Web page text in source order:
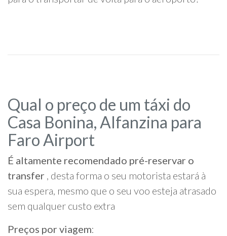
Qual o preço de um táxi do
Casa Bonina, Alfanzina para
Faro Airport
É altamente recomendado pré-reservar o
transfer , desta forma o seu motorista estará à
sua espera, mesmo que o seu voo esteja atrasado
sem qualquer custo extra
Preços por viagem: